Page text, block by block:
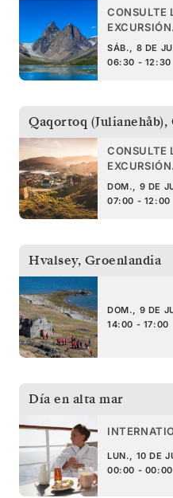
CONSULTE
EXCURSIÓN.
SÁB., 8 DE
06:30 - 12:30
Qaqortoq (Julianehåb),
CONSULTE
EXCURSIÓN.
DOM., 9 DE
07:00 - 12:00
Hvalsey, Groenlandia
DOM., 9 DE
14:00 - 17:00
Día en alta mar
LUN., 10 DE
00:00 - 00:00